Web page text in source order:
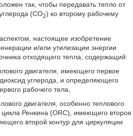
так, чтобы передавать тепло от
(CО2) ко второму рабочему
настоящее изобретение
и/или утилизации энергии
отходящего тепла, содержащий:
двигателя, имеющего первое
углерода, и определяющего
рабочего тела,
двигателя, особенно теплового
цикла Ренкина (ORC), имеющего второе
второй контур для циркуляции